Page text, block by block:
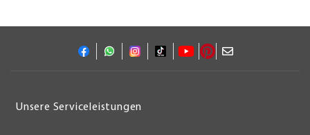
Unsere Serviceleistungen